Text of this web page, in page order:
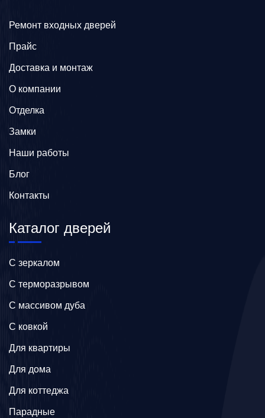
Ремонт входных дверей
Прайс
Доставка и монтаж
О компании
Отделка
Замки
Наши работы
Блог
Контакты
Каталог дверей
C зеркалом
C терморазрывом
C массивом дуба
C ковкой
Для квартиры
Для дома
Для коттеджа
Парадные